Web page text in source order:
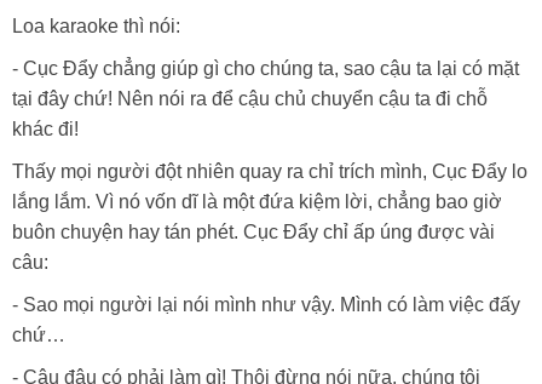
Loa karaoke thì nói:
- Cục Đẩy chẳng giúp gì cho chúng ta, sao cậu ta lại có mặt
tại đây chứ! Nên nói ra để cậu chủ chuyển cậu ta đi chỗ
khác đi!
Thấy mọi người đột nhiên quay ra chỉ trích mình, Cục Đẩy lo
lắng lắm. Vì nó vốn dĩ là một đứa kiệm lời, chẳng bao giờ
buôn chuyện hay tán phét. Cục Đẩy chỉ ấp úng được vài
câu:
- Sao mọi người lại nói mình như vậy. Mình có làm việc đấy
chứ…
- Cậu đâu có phải làm gì! Thôi đừng nói nữa, chúng tôi